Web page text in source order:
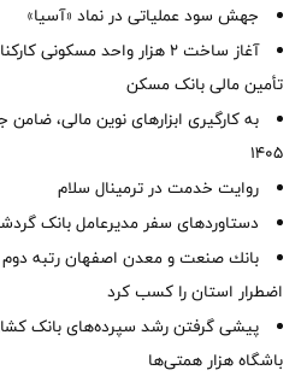
جهش سود عملیاتی در نماد «آسیا»
آغاز ساخت ۲ هزار واحد
تأمین مالی بانک مسکن
به کارگیری ابزارهای نوین مالی،
1405
روایت خدمت در ترمینال سلام
دستاوردهای سفر مدیرعامل بانک
بانك صنعت و معدن اصفهان رتبه
اضطرار استان را كسب كرد
پیشی گرفتن رشد سپرده‌های بانک
باشگاه هزار همتی‌ها